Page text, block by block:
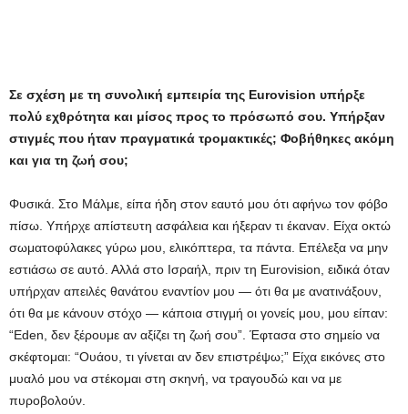
Σε σχέση με τη συνολική εμπειρία της Eurovision υπήρξε
πολύ εχθρότητα και μίσος προς το πρόσωπό σου. Υπήρξαν
στιγμές που ήταν πραγματικά τρομακτικές; Φοβήθηκες ακόμη
και για τη ζωή σου;
Φυσικά. Στο Μάλμε, είπα ήδη στον εαυτό μου ότι αφήνω τον φόβο
πίσω. Υπήρχε απίστευτη ασφάλεια και ήξεραν τι έκαναν. Είχα οκτώ
σωματοφύλακες γύρω μου, ελικόπτερα, τα πάντα. Επέλεξα να μην
εστιάσω σε αυτό. Αλλά στο Ισραήλ, πριν τη Eurovision, ειδικά όταν
υπήρχαν απειλές θανάτου εναντίον μου — ότι θα με ανατινάξουν,
ότι θα με κάνουν στόχο — κάποια στιγμή οι γονείς μου, μου είπαν:
“Eden, δεν ξέρουμε αν αξίζει τη ζωή σου”. Έφτασα στο σημείο να
σκέφτομαι: “Ουάου, τι γίνεται αν δεν επιστρέψω;” Είχα εικόνες στο
μυαλό μου να στέκομαι στη σκηνή, να τραγουδώ και να με
πυροβολούν.